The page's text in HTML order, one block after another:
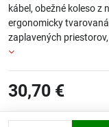
kábel, obežné koleso z
ergonomicky
zaplavených
30,70 €